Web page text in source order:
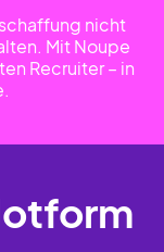
nicht
Mit Noupe
Recruiter – in